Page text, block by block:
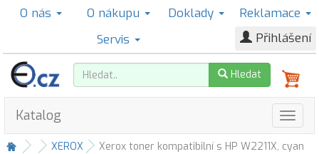
O nás O nákupu Doklady
Reklamace
Servis
Přihlášení
Hledat
Katalog
XEROX Xerox toner kompatibilní s HP W2211X, cyan